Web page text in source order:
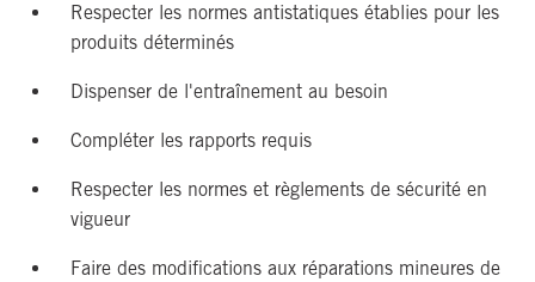
Respecter les normes antistatiques établies pour les
produits déterminés
Dispenser de l'entraînement au besoin
Compléter les rapports requis
Respecter les normes et règlements de sécurité en
vigueur
Faire des modifications aux réparations mineures de